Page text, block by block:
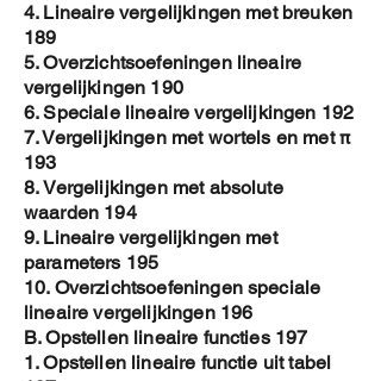
4. Lineaire vergelijkingen met breuken
189
5. Overzichtsoefeningen lineaire
vergelijkingen 190
6. Speciale lineaire vergelijkingen 192
7. Vergelijkingen met wortels en met π
193
8. Vergelijkingen met absolute
waarden 194
9. Lineaire vergelijkingen met
parameters 195
10. Overzichtsoefeningen speciale
lineaire vergelijkingen 196
B. Opstellen lineaire functies 197
1. Opstellen lineaire functie uit tabel